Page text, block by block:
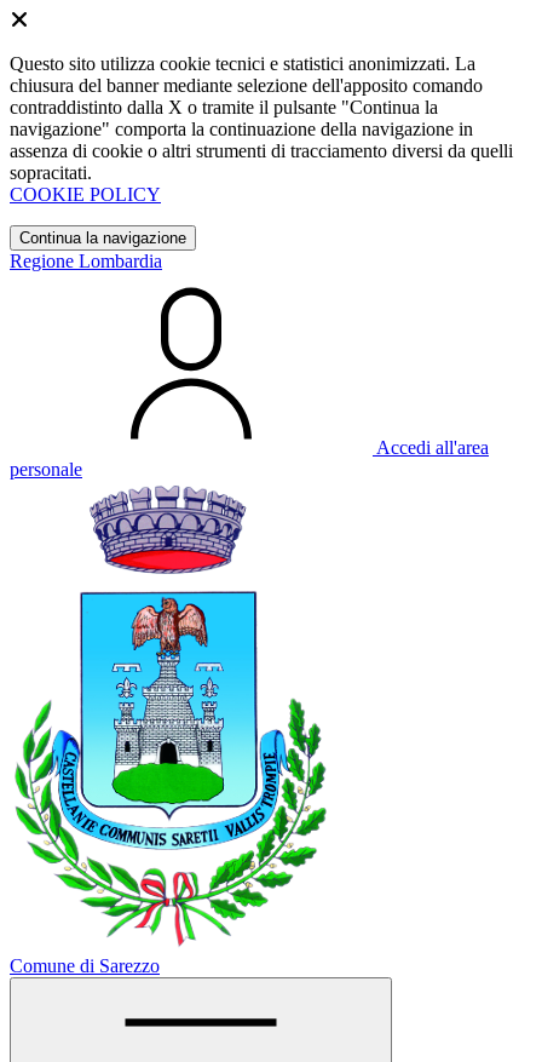
Questo sito utilizza cookie tecnici e statistici anonimizzati. La
chiusura del banner mediante selezione dell'apposito comando
contraddistinto dalla X o tramite il pulsante "Continua la
navigazione" comporta la continuazione della navigazione in
assenza di cookie o altri strumenti di tracciamento diversi da quelli
sopracitati.
COOKIE POLICY
Continua la navigazione
Regione Lombardia
Accedi all'area
personale
Comune di Sarezzo